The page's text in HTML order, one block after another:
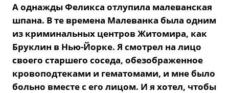
А однаждыФеликса отлупила малеванская
шпана. В те времена Малеванка была одним
из криминальных центров Житомира, как
Бруклин в Нью-Йорке. Я смотрел на лицо
своего старшего соседа, обезображенное
кровоподтеками и гематомами, и мне было
больно вместе с его лицом. И я хотел, чтобы